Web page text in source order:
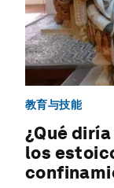
教育与技能
¿Qué
los